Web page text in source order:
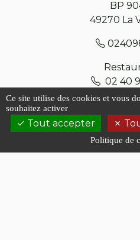
BP
49270 La
02 40
Plan
Ce site utilise des cookies et vous
souhaitez activer
Tout accepter
Politique de